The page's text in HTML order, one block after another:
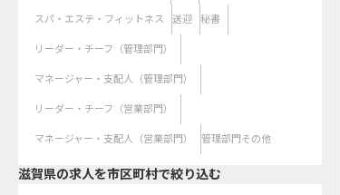
スパ・エステ・フィットネス 送迎 秘書
リーダー・チーフ（管理部門）
マネージャー・支配人（管理部門）
リーダー・チーフ（営業部門）
マネージャー・支配人（営業部門） 管理部門その他
滋賀県の求人を市区町村で絞り込む